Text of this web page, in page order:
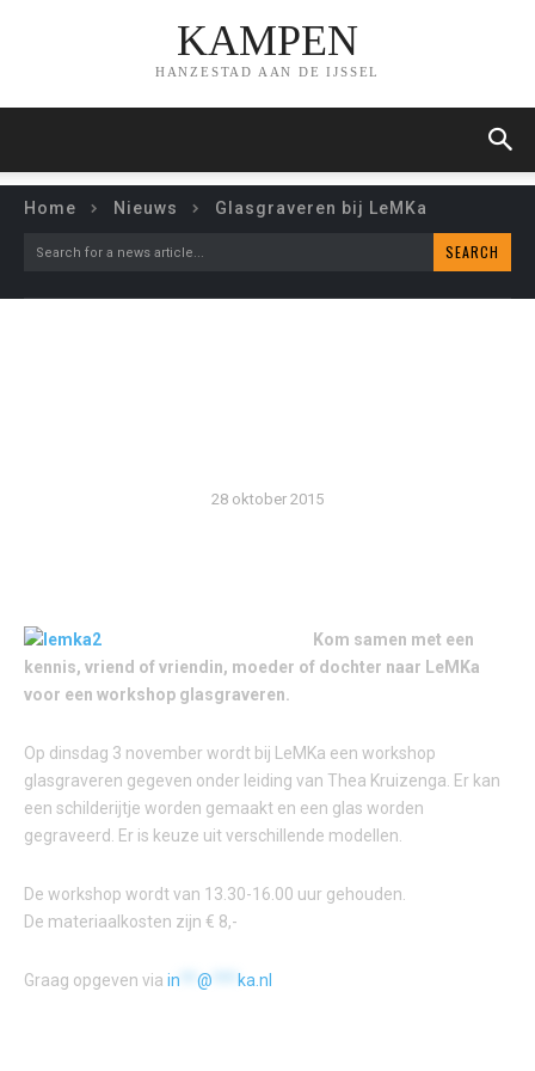
KAMPEN
HANZESTAD AAN DE IJSSEL
Home Nieuws Glasgraveren bij LeMKa
Search for a news article... SEARCH
28 oktober 2015
Kom samen met een
kennis, vriend of vriendin, moeder of dochter naar LeMKa
voor een workshop glasgraveren.
Op dinsdag 3 november wordt bij LeMKa een workshop
glasgraveren gegeven onder leiding van Thea Kruizenga. Er kan
een schilderijtje worden gemaakt en een glas worden
gegraveerd. Er is keuze uit verschillende modellen.
De workshop wordt van 13.30-16.00 uur gehouden.
De materiaalkosten zijn € 8,-
Graag opgeven via in @ ka.nl